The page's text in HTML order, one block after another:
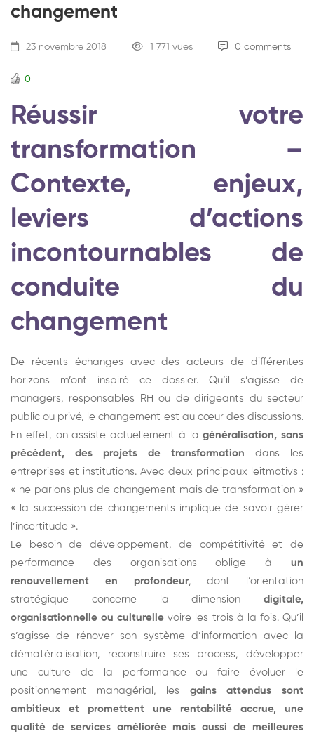
changement
23 novembre 2018 1 771 vues 0 comments
0
Réussir votre
transformation –
Contexte, enjeux,
leviers d’actions
incontournables de
conduite du
changement
De récents échanges avec des acteurs de différentes
horizons m’ont inspiré ce dossier. Qu’il s’agisse de
managers, responsables RH ou de dirigeants du secteur
public ou privé, le changement est au cœur des discussions.
En effet, on assiste actuellement à lagénéralisation, sans
précédent, des projets de transformation dans les
entreprises et institutions. Avec deux principaux leitmotivs :
« ne parlons plus de changement mais de transformation »
« la succession de changements implique de savoir gérer
l’incertitude ».
Le besoin de développement, de compétitivité et de
performance des organisations oblige à un
renouvellement en profondeur, dont l’orientation
stratégique concerne la dimension digitale,
organisationnelle ou culturellevoire les trois à la fois. Qu’il
s’agisse de rénover son système d’information avec la
dématérialisation, reconstruire ses process, développer
une culture de la performance ou faire évoluer le
positionnement managérial, les gains attendus sont
ambitieux et promettent une rentabilité accrue, une
qualité de services améliorée mais aussi de meilleures